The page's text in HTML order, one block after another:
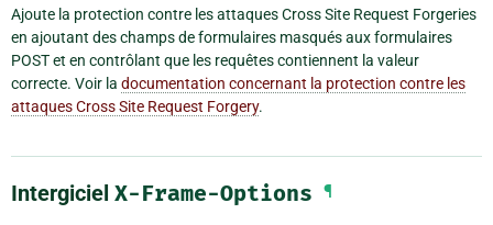
Ajoute la protection contre les attaques Cross Site Request Forgeries
en ajoutant des champs de formulaires masqués aux formulaires
POST et en contrôlant que les requêtes contiennent la valeur
correcte. Voir la documentation concernant la protection contre les
attaques Cross Site Request Forgery.
Intergiciel X-Frame-Options ¶